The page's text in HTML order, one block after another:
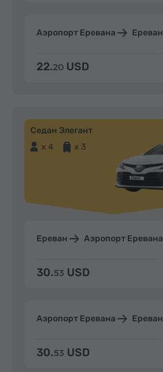
Аэропорт Еревана Ереван
22.20 USD
Седан Элегант
x 4
x 3
Ереван Аэропорт Еревана
30.53 USD
Аэропорт Еревана Ереван
30.53 USD